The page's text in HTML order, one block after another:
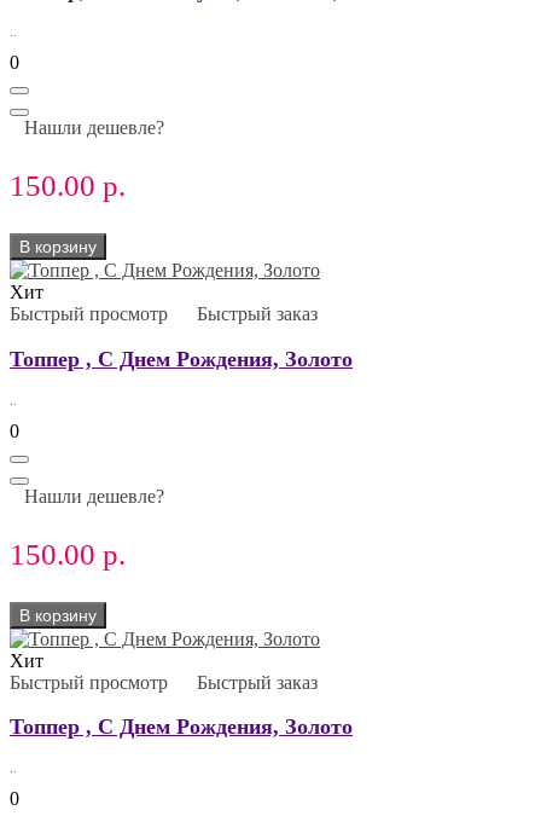
0
Нашли дешевле?
150.00 р.
В корзину
Хит
Быстрый просмотр
Быстрый заказ
Топпер , С Днем Рождения, Золото
0
Нашли дешевле?
150.00 р.
В корзину
Хит
Быстрый просмотр
Быстрый заказ
Топпер , С Днем Рождения, Золото
0